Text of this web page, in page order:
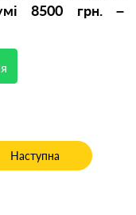
8500 грн. –
постанову слідчого
Наступна стаття: Якщо
Наступна